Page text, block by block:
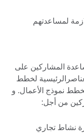
لمساعدتهم
المشاركين على
لخطط
نموذج الأعمال. و
من أجل:
نشاط تجاري